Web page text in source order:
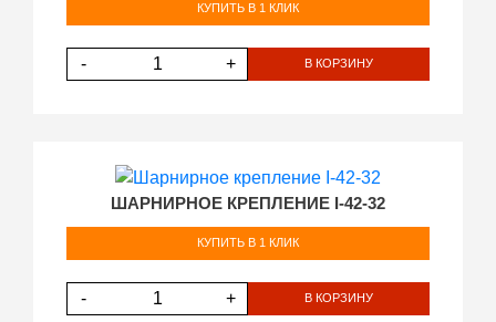
КУПИТЬ В 1 КЛИК
- + В КОРЗИНУ
ШАРНИРНОЕ КРЕПЛЕНИЕ I-42-32
КУПИТЬ В 1 КЛИК
- + В КОРЗИНУ